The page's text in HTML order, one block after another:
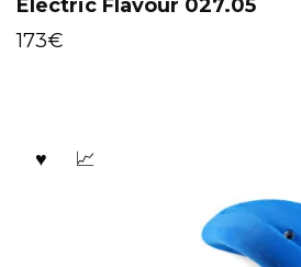
Electric Flavour 027.05
173€